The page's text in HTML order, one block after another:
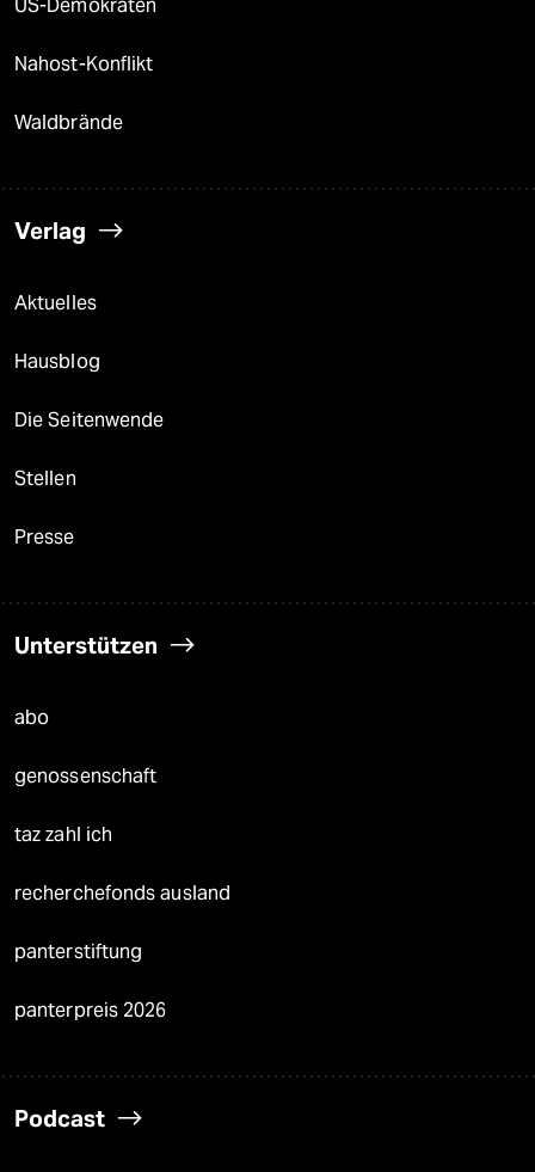
US-Demokraten
Nahost-Konflikt
Waldbrände
Verlag
Aktuelles
Hausblog
Die Seitenwende
Stellen
Presse
Unterstützen
abo
genossenschaft
taz zahl ich
recherchefonds ausland
panterstiftung
panterpreis 2026
Podcast